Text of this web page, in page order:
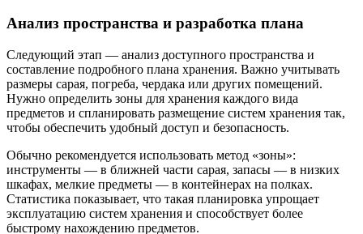
Анализ пространства и разработка плана
Следующий этап — анализ доступного пространства и
составление подробного плана хранения. Важно учитывать
размеры сарая, погреба, чердака или других помещений.
Нужно определить зоны для хранения каждого вида
предметов и спланировать размещение систем хранения так,
чтобы обеспечить удобный доступ и безопасность.
Обычно рекомендуется использовать метод «зоны»:
инструменты — в ближней части сарая, запасы — в низких
шкафах, мелкие предметы — в контейнерах на полках.
Статистика показывает, что такая планировка упрощает
эксплуатацию систем хранения и способствует более
быстрому нахождению предметов.